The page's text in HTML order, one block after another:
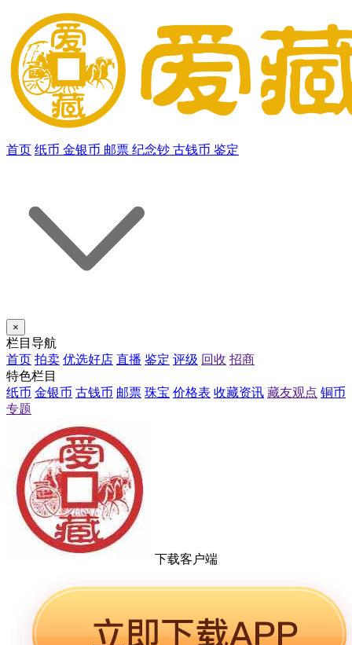
首页 纸币 金银币 邮票 纪念钞 古钱币 鉴定
×
栏目导航
首页 拍卖 优选好店 直播 鉴定 评级 回收 招商
特色栏目
纸币 金银币 古钱币 邮票 珠宝 价格表 收藏资讯 藏友观点 铜币
专题
下载客户端